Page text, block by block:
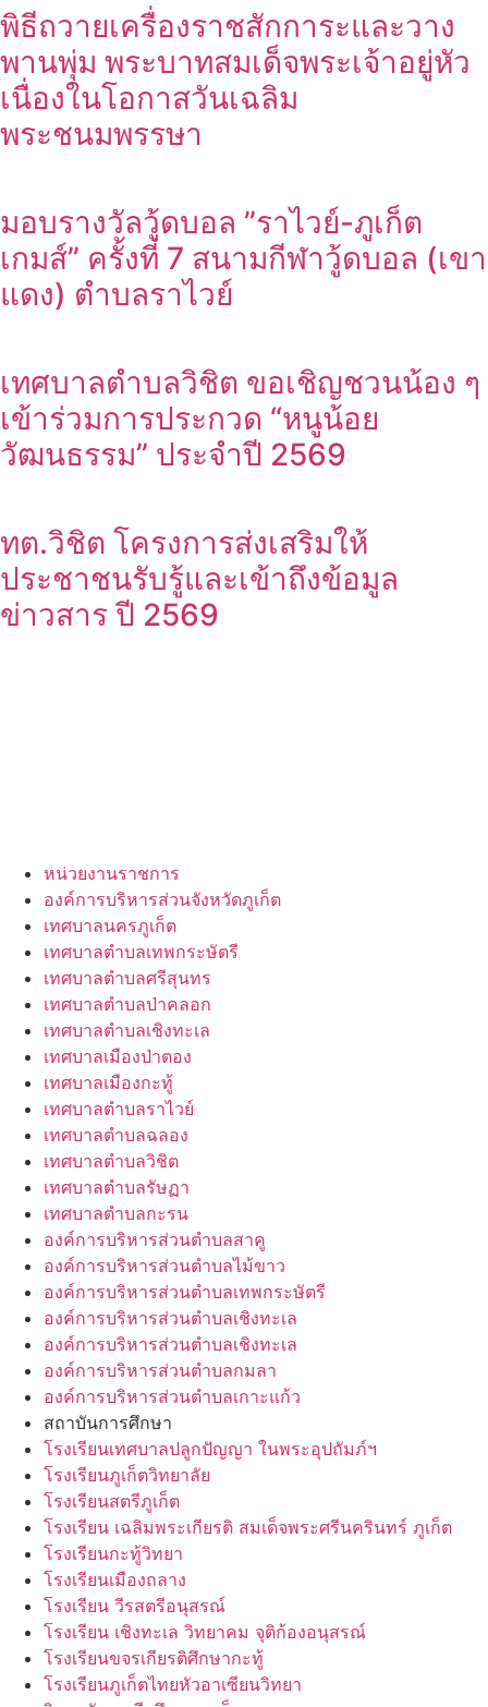
พิธีถวายเครื่องราชสักการะและวาง
พานพุ่ม พระบาทสมเด็จพระเจ้าอยู่หัว
เนื่องในโอกาสวันเฉลิม
พระชนมพรรษา
มอบรางวัลวู้ดบอล ”ราไวย์-ภูเก็ต
เกมส์” ครั้งที่ 7 สนามกีฬาวู้ดบอล (เขา
แดง) ตำบลราไวย์
เทศบาลตำบลวิชิต ขอเชิญชวนน้อง ๆ
เข้าร่วมการประกวด “หนูน้อย
วัฒนธรรม” ประจำปี 2569
ทต.วิชิต โครงการส่งเสริมให้
ประชาชนรับรู้และเข้าถึงข้อมูล
ข่าวสาร ปี 2569
หน่วยงานราชการ
องค์การบริหารส่วนจังหวัดภูเก็ต
เทศบาลนครภูเก็ต
เทศบาลตำบลเทพกระษัตรี
เทศบาลตำบลศรีสุนทร
เทศบาลตำบลป่าคลอก
เทศบาลตำบลเชิงทะเล
เทศบาลเมืองป่าตอง
เทศบาลเมืองกะทู้
เทศบาลตำบลราไวย์
เทศบาลตำบลฉลอง
เทศบาลตำบลวิชิต
เทศบาลตำบลรัษฏา
เทศบาลตำบลกะรน
องค์การบริหารส่วนตำบลสาคู
องค์การบริหารส่วนตำบลไม้ขาว
องค์การบริหารส่วนตำบลเทพกระษัตรี
องค์การบริหารส่วนตำบลเชิงทะเล
องค์การบริหารส่วนตำบลเชิงทะเล
องค์การบริหารส่วนตำบลกมลา
องค์การบริหารส่วนตำบลเกาะแก้ว
สถาบันการศึกษา
โรงเรียนเทศบาลปลูกปัญญา ในพระอุปถัมภ์ฯ
โรงเรียนภูเก็ตวิทยาลัย
โรงเรียนสตรีภูเก็ต
โรงเรียน เฉลิมพระเกียรติ สมเด็จพระศรีนครินทร์ ภูเก็ต
โรงเรียนกะทู้วิทยา
โรงเรียนเมืองถลาง
โรงเรียน วีรสตรีอนุสรณ์
โรงเรียน เชิงทะเล วิทยาคม จุติก้องอนุสรณ์
โรงเรียนขจรเกียรติศึกษากะทู้
โรงเรียนภูเก็ตไทยหัวอาเซียนวิทยา